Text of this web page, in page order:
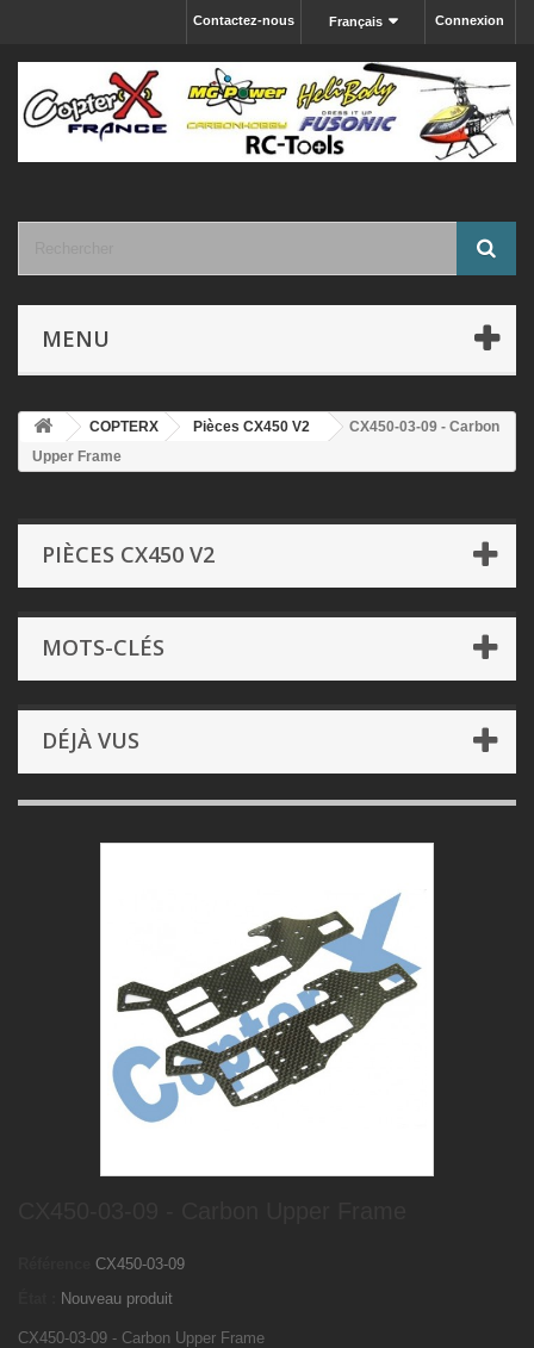
Connexion
Français
Contactez-nous
MENU
COPTERX Pièces CX450 V2
CX450-03-09 - Carbon
Upper Frame
PIÈCES CX450 V2
MOTS-CLÉS
DÉJÀ VUS
CX450-03-09
Nouveau produit
CX450-03-09 - Carbon Upper Frame